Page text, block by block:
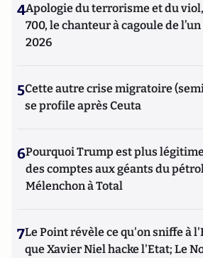
4Apologie du terrorisme et du
700, le chanteur à cagoule de
2026
5Cette autre crise migratoire
se profile après Ceuta
6Pourquoi Trump est plus
des comptes aux géants du
Mélenchon à Total
7Le Point révèle ce qu'on sniffe à
que Xavier Niel hacke l'Etat; Le